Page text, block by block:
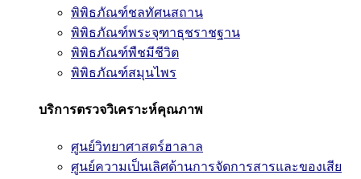
พิพิธภัณฑ์ชลทัศนสถาน
พิพิธภัณฑ์พระจุฑาธุชราชฐาน
พิพิธภัณฑ์พืชมีชีวิต
พิพิธภัณฑ์สมุนไพร
บริการตรวจวิเคราะห์คุณภาพ
ศูนย์วิทยาศาสตร์ฮาลาล
ศูนย์ความเป็นเลิศด้านการจัดการสารและของเสีย